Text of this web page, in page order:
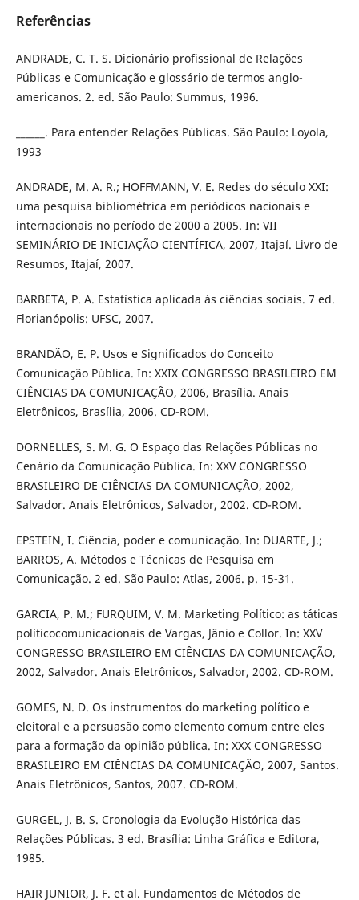
Referências
ANDRADE, C. T. S. Dicionário profissional de Relações
Públicas e Comunicação e glossário de termos anglo-
americanos. 2. ed. São Paulo: Summus, 1996.
______. Para entender Relações Públicas. São Paulo: Loyola,
1993
ANDRADE, M. A. R.; HOFFMANN, V. E. Redes do século XXI:
uma pesquisa bibliométrica em periódicos nacionais e
internacionais no período de 2000 a 2005. In: VII
SEMINÁRIO DE INICIAÇÃO CIENTÍFICA, 2007, Itajaí. Livro de
Resumos, Itajaí, 2007.
BARBETA, P. A. Estatística aplicada às ciências sociais. 7 ed.
Florianópolis: UFSC, 2007.
BRANDÃO, E. P. Usos e Significados do Conceito
Comunicação Pública. In: XXIX CONGRESSO BRASILEIRO EM
CIÊNCIAS DA COMUNICAÇÃO, 2006, Brasília. Anais
Eletrônicos, Brasília, 2006. CD-ROM.
DORNELLES, S. M. G. O Espaço das Relações Públicas no
Cenário da Comunicação Pública. In: XXV CONGRESSO
BRASILEIRO DE CIÊNCIAS DA COMUNICAÇÃO, 2002,
Salvador. Anais Eletrônicos, Salvador, 2002. CD-ROM.
EPSTEIN, I. Ciência, poder e comunicação. In: DUARTE, J.;
BARROS, A. Métodos e Técnicas de Pesquisa em
Comunicação. 2 ed. São Paulo: Atlas, 2006. p. 15-31.
GARCIA, P. M.; FURQUIM, V. M. Marketing Político: as táticas
políticocomunicacionais de Vargas, Jânio e Collor. In: XXV
CONGRESSO BRASILEIRO EM CIÊNCIAS DA COMUNICAÇÃO,
2002, Salvador. Anais Eletrônicos, Salvador, 2002. CD-ROM.
GOMES, N. D. Os instrumentos do marketing político e
eleitoral e a persuasão como elemento comum entre eles
para a formação da opinião pública. In: XXX CONGRESSO
BRASILEIRO EM CIÊNCIAS DA COMUNICAÇÃO, 2007, Santos.
Anais Eletrônicos, Santos, 2007. CD-ROM.
GURGEL, J. B. S. Cronologia da Evolução Histórica das
Relações Públicas. 3 ed. Brasília: Linha Gráfica e Editora,
1985.
HAIR JUNIOR, J. F. et al. Fundamentos de Métodos de